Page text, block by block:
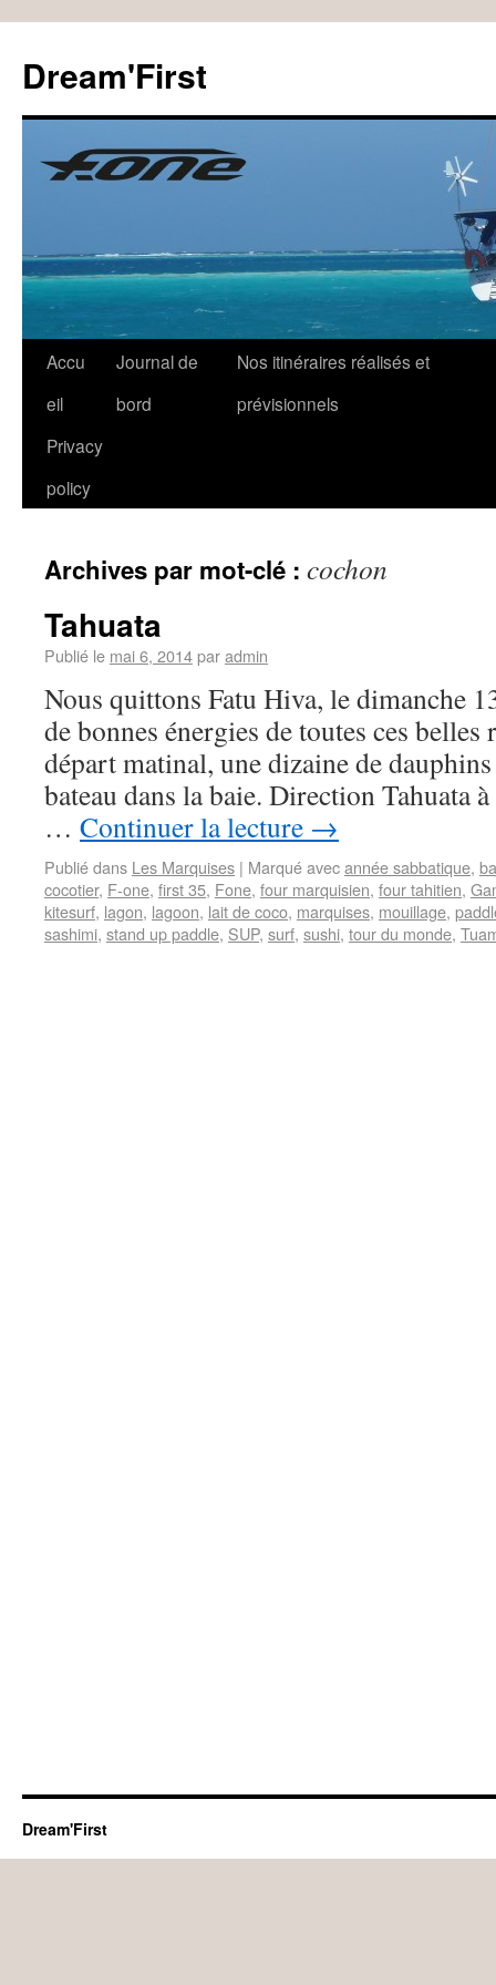
Dream'First
Accu
eil
Journal de
bord
Nos itinéraires réalisés et
prévisionnels
Privacy
policy
Archives par mot-clé : cochon
Tahuata
Publié le mai 6, 2014paradmin
Nous quittons Fatu Hiva, le dimanche
de bonnes énergies de toutes ces
départ matinal, une dizaine de
bateau dans la baie. Direction Tahuata
… Continuer la lecture →
Publié dans Les Marquises | Marqué avecannée sabbatique,
cocotier, F-one, first 35, Fone, four marquisien, four tahitien,
kitesurf, lagon, lagoon, lait de coco, marquises, mouillage,
sashimi, stand up paddle, SUP, surf, sushi, tour du monde,
Dream'First